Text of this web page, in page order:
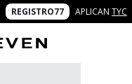
REGISTRO77 APLICAN TYC